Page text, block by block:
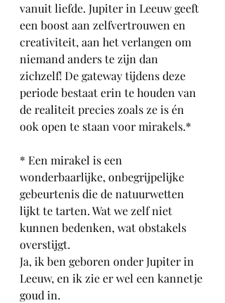
vanuit liefde. Jupiter in Leeuw geeft
een boost aan zelfvertrouwen en
creativiteit, aan het verlangen om
niemand anders te zijn dan
zichzelf! De gateway tijdens deze
periode bestaat erin te houden van
de realiteit precies zoals ze is én
ook open te staan voor mirakels.*
* Een mirakel is een
wonderbaarlijke, onbegrijpelijke
gebeurtenis die de natuurwetten
lijkt te tarten. Wat we zelf niet
kunnen bedenken, wat obstakels
overstijgt.
Ja, ik ben geboren onder Jupiter in
Leeuw, en ik zie er wel een kannetje
goud in.